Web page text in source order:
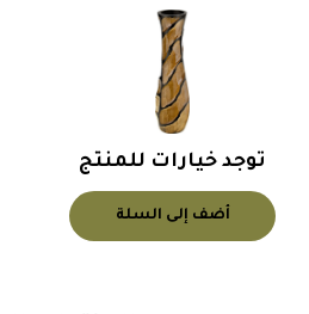
توجد خيارات للمنتج
أضف إلى السلة